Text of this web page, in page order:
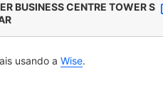
BUSINESS CENTRE TOWER S
usando a Wise.